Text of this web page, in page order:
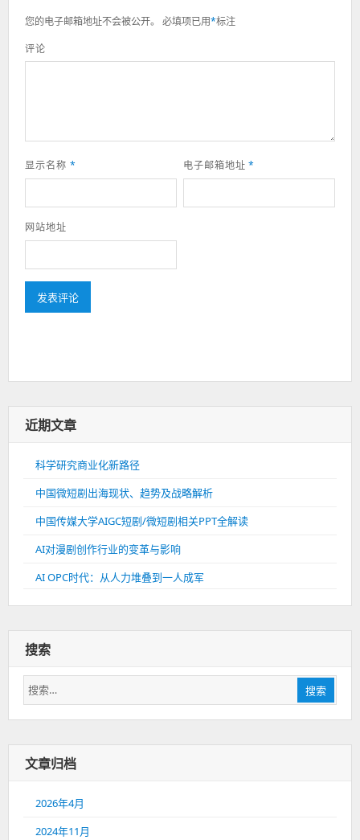
您的电子邮箱地址不会被公开。 必填项已用*标注
评论
显示名称 * 电子邮箱地址*
网站地址
近期文章
科学研究商业化新路径
中国微短剧出海现状、趋势及战略解析
中国传媒大学AIGC短剧/微短剧相关PPT全解读
AI对漫剧创作行业的变革与影响
AI OPC时代：从人力堆叠到一人成军
搜索
搜
索：
搜索
文章归档
2026年4月
2024年11月